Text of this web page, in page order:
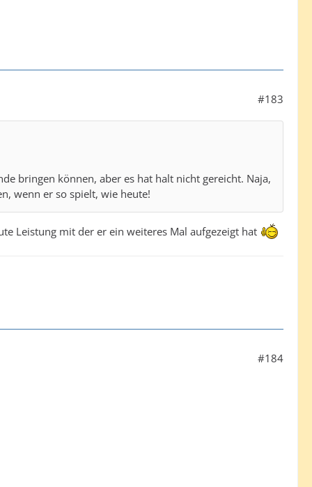
#183
bringen können, aber es hat halt nicht gereicht. Naja,
wenn er so spielt, wie heute!
Leistung mit der er ein weiteres Mal aufgezeigt hat
#184